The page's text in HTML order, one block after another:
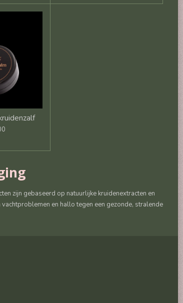
zijn gebaseerd op natuurlijke kruidenextracten en
en hallo tegen een gezonde, stralende